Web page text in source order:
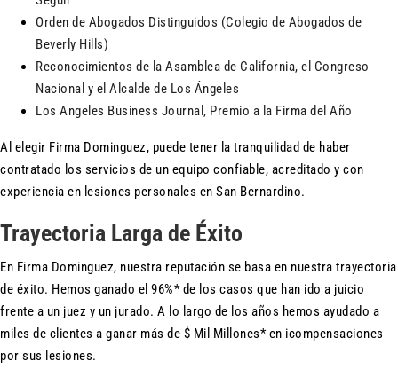
Orden de Abogados Distinguidos (Colegio de Abogados de
Beverly Hills)
Reconocimientos de la Asamblea de California, el Congreso
Nacional y el Alcalde de Los Ángeles
Los Angeles Business Journal, Premio a la Firma del Año
Al elegir Firma Dominguez, puede tener la tranquilidad de haber
contratado los servicios de un equipo confiable, acreditado y con
experiencia en lesiones personales en San Bernardino.
Trayectoria Larga de Éxito
En Firma Dominguez, nuestra reputación se basa en nuestra trayectoria
de éxito. Hemos ganado el 96%* de los casos que han ido a juicio
frente a un juez y un jurado. A lo largo de los años hemos ayudado a
miles de clientes a ganar más de $ Mil Millones* en icompensaciones
por sus lesiones.